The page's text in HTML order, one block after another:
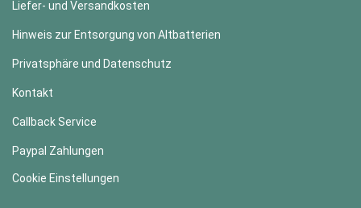
Liefer- und Versandkosten
Hinweis zur Entsorgung von Altbatterien
Privatsphäre und Datenschutz
Kontakt
Callback Service
Paypal Zahlungen
Cookie Einstellungen